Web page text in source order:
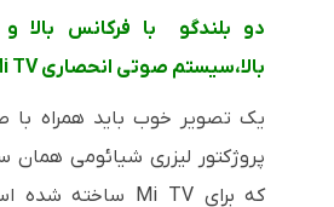
دو بلندگو با فرکانس بالا و
بالا،سیستم صوتی انحصاریTV
یک تصویر خوب باید همراه
پروژکتور لیزری شیائومی همان
که برایMi TV ساخته شده